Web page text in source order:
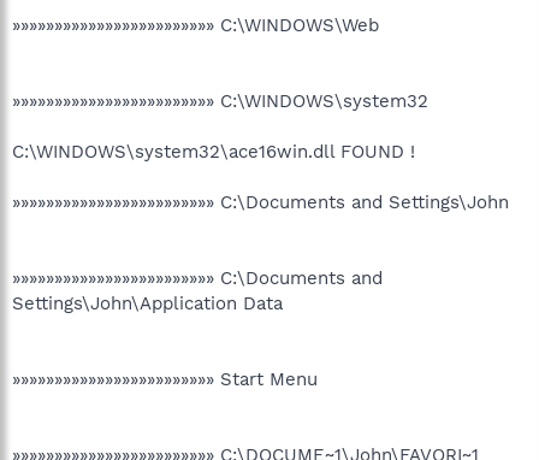
»»»»»»»»»»»»»»»»»»»»»»»» C:\WINDOWS\Web
»»»»»»»»»»»»»»»»»»»»»»»» C:\WINDOWS\system32
C:\WINDOWS\system32\ace16win.dll FOUND !
»»»»»»»»»»»»»»»»»»»»»»»» C:\Documents and Settings\John
»»»»»»»»»»»»»»»»»»»»»»»» C:\Documents and
Settings\John\Application Data
»»»»»»»»»»»»»»»»»»»»»»»» Start Menu
»»»»»»»»»»»»»»»»»»»»»»»» C:\DOCUME~1\John\FAVORI~1